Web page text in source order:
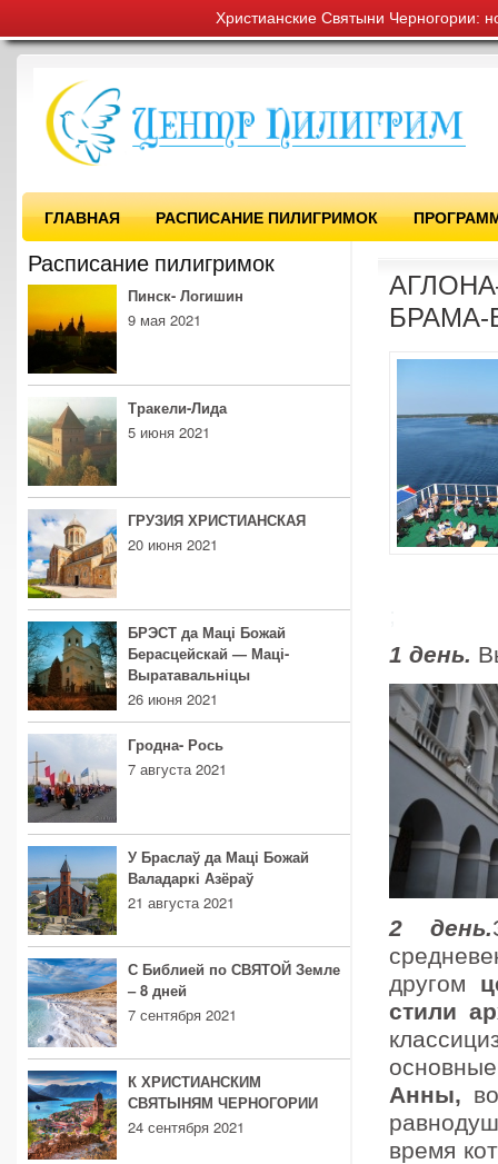
Христианские Святыни Черногории:
ГЛАВНАЯ РАСПИСАНИЕ ПИЛИГРИМОК
1 день.
2 день.
другом
стили
Анны,
время
Расписание пилигримок
Пинск- Логишин
9 мая 2021
Тракели-Лида
5 июня 2021
ГРУЗИЯ ХРИСТИАНСКАЯ
20 июня 2021
БРЭСТ да Маці Божай
Берасцейскай — Маці-
Выратавальніцы
26 июня 2021
Гродна- Рось
7 августа 2021
У Браслаў да Маці Божай
Валадаркі Азёраў
21 августа 2021
С Библией по СВЯТОЙ Земле
– 8 дней
7 сентября 2021
К ХРИСТИАНСКИМ
СВЯТЫНЯМ ЧЕРНОГОРИИ
24 сентября 2021